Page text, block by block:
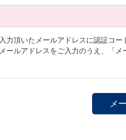
入力頂いたメールアドレスに認証コー
メールアドレスをご入力のうえ、「メ